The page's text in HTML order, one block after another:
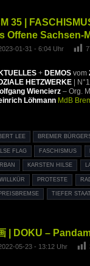
35 |
Offene Sachsen-
01-31 - 6:04 Uhr
+ DEMOSvom
HETZWERKE| N°1
Wiencierz– Org.
Löhmann MdB
LEE BREMER
FLAG FASCHISMUS
KARSTEN HILSE
PROTESTE
TIEFER
| DOKU –
05-23 - 13:12 Uhr